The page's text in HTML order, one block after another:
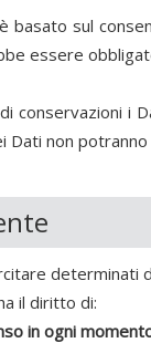
basato sul
essere
conservazioni i
Dati non
determinati
il diritto di:
in ogni